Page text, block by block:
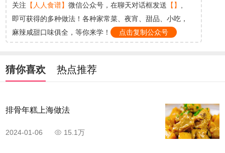
步骤3
洋葱切小块。
关注 【人人食谱】 微信公众号，在聊天对话框发送 【】
即可获得的多种做法！各种家常菜、夜宵、甜品、小吃，
麻辣咸甜口味俱全，等你来学！
点击复制公众号
猜你喜欢 热点推荐
排骨年糕上海做法
2024-01-06 15.1万